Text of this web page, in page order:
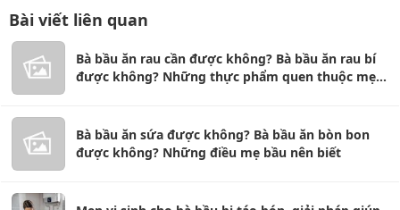
Bài viết liên quan
Bà bầu ăn rau cần được không? Bà bầu ăn rau bí
được không? Những thực phẩm quen thuộc mẹ
Bà bầu ăn sứa được không? Bà bầu ăn bòn bon
được không? Những điều mẹ bầu nên biết